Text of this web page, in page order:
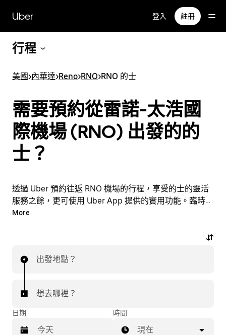
Uber 登入 註冊
行程
美國>內華達>Reno>RNO>RNO 的士
需要預約從雷諾-太浩國
際機場 (RNO) 出發的的
士？
透過 Uber 預約往返 RNO 機場的行程，享受的士的靈活
服務之餘，更可使用 Uber App 提供的實用功能。臨時需
要乘車？隨時透過 App 或網站預約行程，享受經濟實惠
More
出發地點？
想去哪裡？
日期 時間
現在